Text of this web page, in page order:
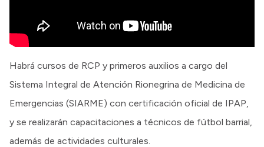
Habrá cursos de RCP y primeros auxilios a cargo del
Sistema Integral de Atención Rionegrina de Medicina de
Emergencias (SIARME) con certificación oficial de IPAP,
y se realizarán capacitaciones a técnicos de fútbol barrial,
además de actividades culturales.